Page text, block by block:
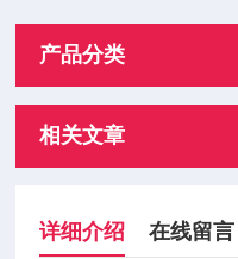
产品分类
相关文章
详细介绍 在线留言